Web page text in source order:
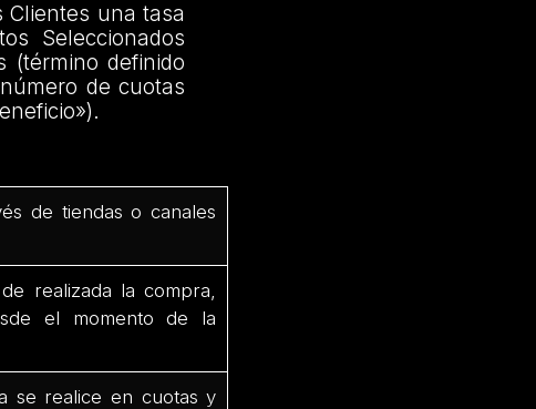
Clientes una tasa
Seleccionados
(término definido
de cuotas
de tiendas o canales
realizada la compra,
el momento de la
se realice en cuotas y